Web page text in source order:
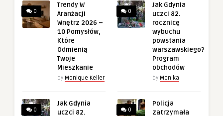
0
Trendy W
Aranżacji
Wnętrz 2026 –
10 Pomysłów,
Które
Odmienią
Twoje
Mieszkanie
by Monique Keller
0
Jak Gdynia
uczci 82.
0
Jak Gdynia
uczci 82.
rocznicę
wybuchu
powstania
warszawskiego?
Program
obchodów
by Monika
0
Policja
zatrzymała